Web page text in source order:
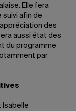
Elle fera
suivi afin de
des
aussi état des
du programme
par
Isabelle